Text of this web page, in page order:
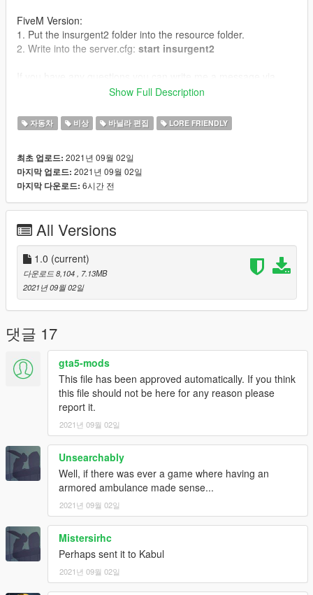
FiveM Version:
1. Put the insurgent2 folder into the resource folder.
2. Write into the server.cfg: start insurgent2
gta5-mods or Discord.
Do not reupload without permission.
Show Full Description
자동차 비상 바닐라 편집 LORE FRIENDLY
최초 업로드: 2021년 09월 02일
마지막 업로드: 2021년 09월 02일
마지막 다운로드: 6시간 전
All Versions
1.0 (current)
다운로드 8,104
, 7.13MB
2021년 09월 02일
댓글 17
gta5-mods
This file has been approved automatically. If you think
this file should not be here for any reason please
report it.
2021년 09월 02일
Unsearchably
Well, if there was ever a game where having an
armored ambulance made sense...
2021년 09월 02일
Mistersirhc
Perhaps sent it to Kabul
2021년 09월 02일